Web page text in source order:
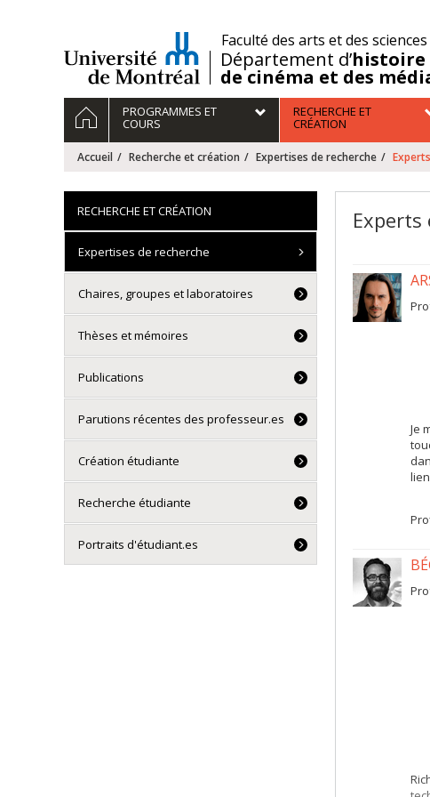
/Faculté des arts et des sciences
Département d’histoire
de cinéma et des
Navigation
principale
ACCUEILPROGRAMMES ET
COURS
RECHERCHE ET
CRÉATION
Accueil Recherche et création Expertises de recherche
Je
RECHERCHE ET CRÉATION
Expertises de recherche
Chaires, groupes et laboratoires
Thèses et mémoires
Publications
Parutions récentes des professeur.es
Création étudiante
Recherche étudiante
Portraits d'étudiant.es